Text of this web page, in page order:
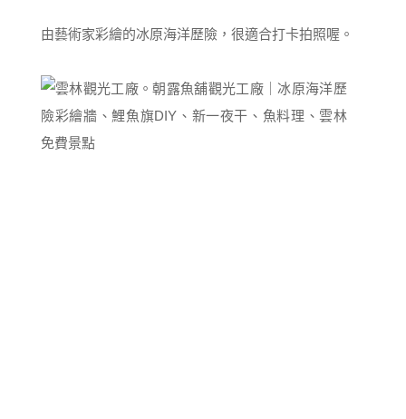
由藝術家彩繪的冰原海洋歷險，很適合打卡拍照喔。